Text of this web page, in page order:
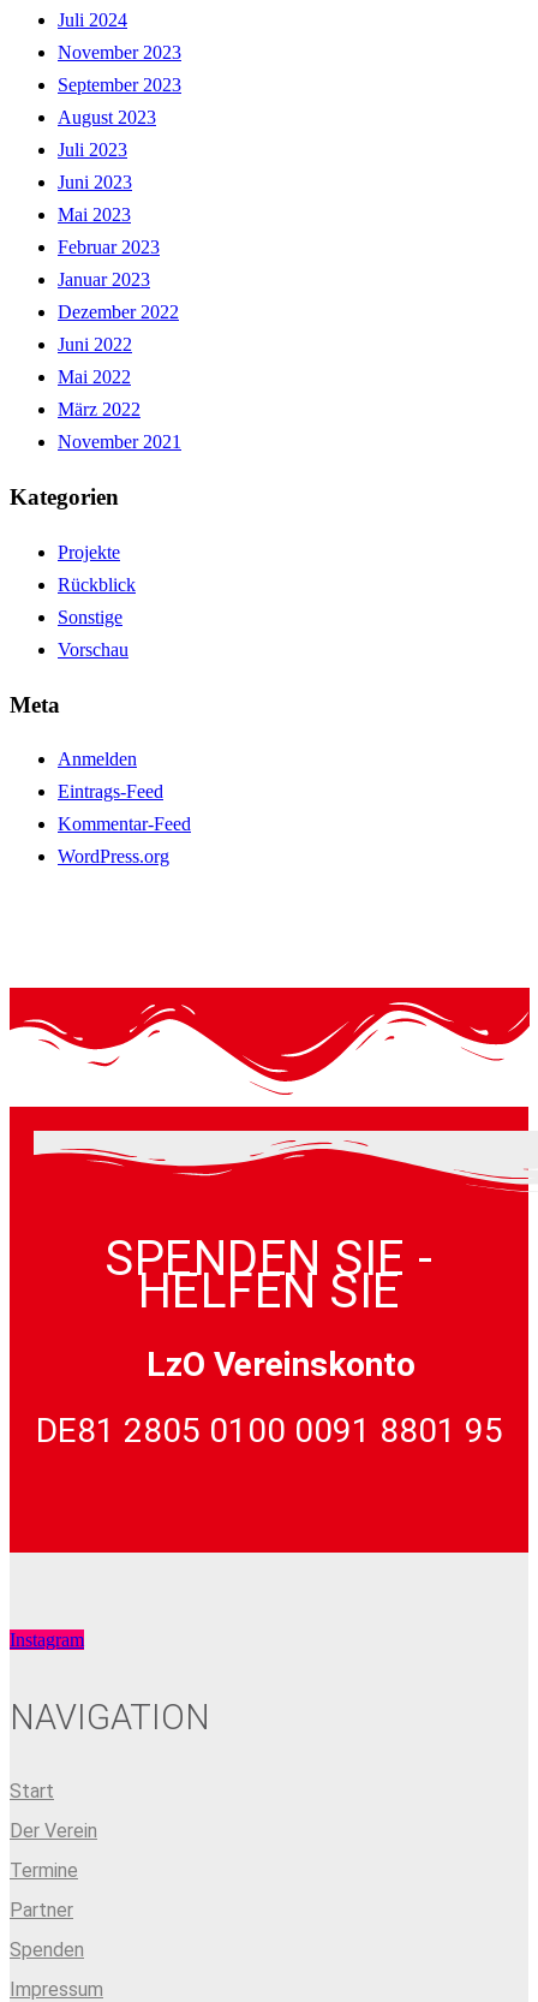
Juli 2024
November 2023
September 2023
August 2023
Juli 2023
Juni 2023
Mai 2023
Februar 2023
Januar 2023
Dezember 2022
Juni 2022
Mai 2022
März 2022
November 2021
Kategorien
Projekte
Rückblick
Sonstige
Vorschau
Meta
Anmelden
Eintrags-Feed
Kommentar-Feed
WordPress.org
SPENDEN SIE -
HELFEN SIE
LzO Vereinskonto
DE81 2805 0100 0091 8801 95
Instagram
NAVIGATION
Start
Der Verein
Termine
Partner
Spenden
Impressum